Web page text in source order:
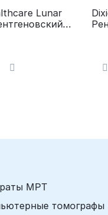
Lunar
МРТ
томографы